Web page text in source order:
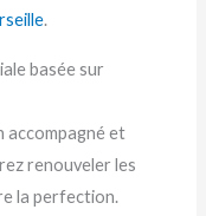
.
basée sur
accompagné et
renouveler les
la perfection.